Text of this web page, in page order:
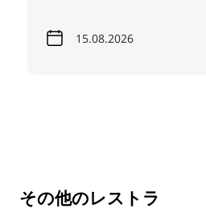
15.08.2026
その他のレストラ